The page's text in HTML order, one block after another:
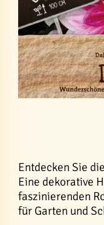
Entdecken Sie
Eine dekorative
faszinierenden
für Garten und